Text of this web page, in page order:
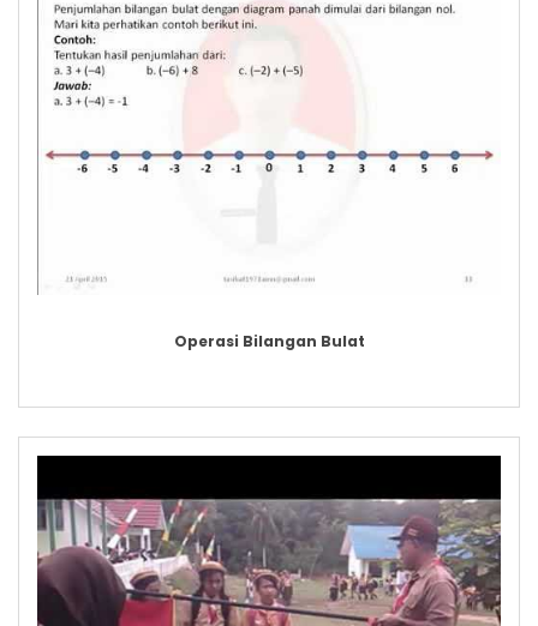
Operasi Bilangan Bulat